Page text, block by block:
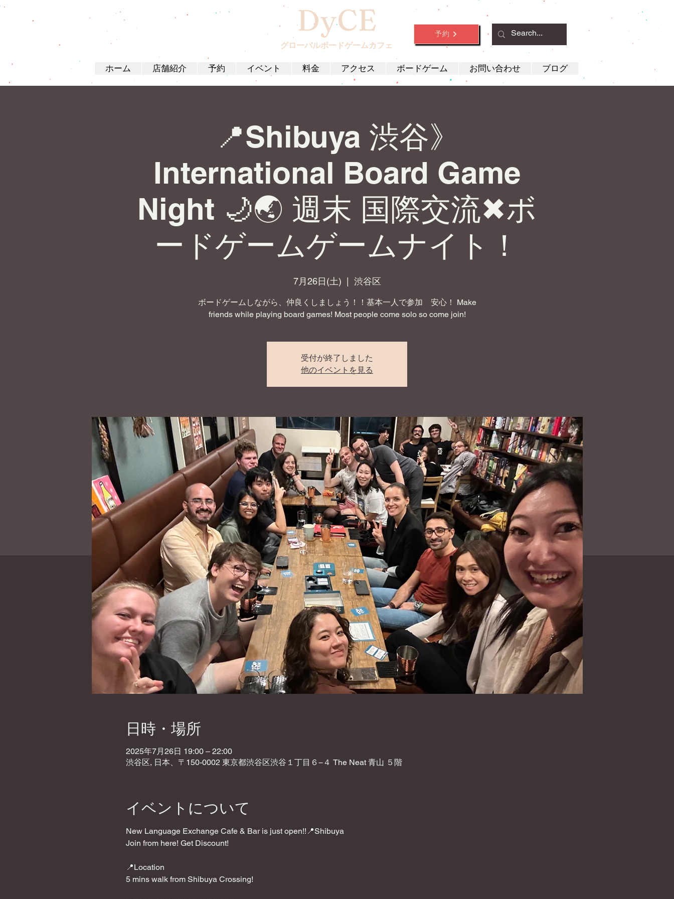
DyCE
グローバルボードゲームカフェ
予約
ホーム 店舗紹介 予約 イベント 料金 アクセス ボードゲーム お問い合わせ ブログ
📍Shibuya 渋谷》
International Board Game
Night 🌙🌏 週末 国際交流✖︎ボ
ードゲームゲームナイト！
7月26日(土) 渋谷区
ボードゲームしながら、仲良くしましょう！！基本一人で参加 安心！ Make
friends while playing board games! Most people come solo so come join!
受付が終了しました
他のイベントを見る
日時・場所
2025年7月26日 19:00 – 22:00
渋谷区, 日本、〒150-0002 東京都渋谷区渋谷１丁目６−４ The Neat 青山 ５階
イベントについて
New Language Exchange Cafe & Bar is just open!!📍Shibuya
Join from here! Get Discount!
📍Location
5 mins walk from Shibuya Crossing!